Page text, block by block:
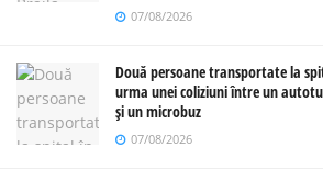
07/08/2026
Două persoane transportate la
urma unei coliziuni între un
și un microbuz
07/08/2026